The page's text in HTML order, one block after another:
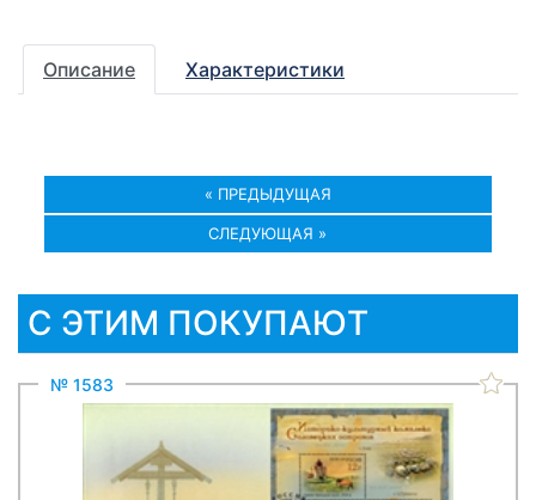
Описание Характеристики
« ПРЕДЫДУЩАЯ
СЛЕДУЮЩАЯ »
С ЭТИМ ПОКУПАЮТ
№ 1583